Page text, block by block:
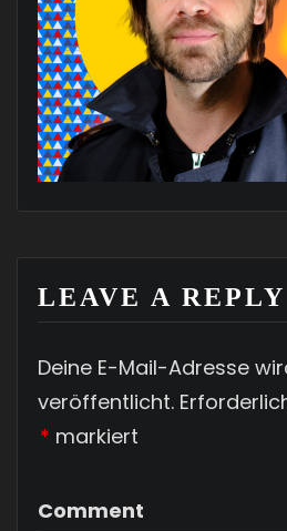
LEAVE A REPLY
Deine E-Mail-Adresse
veröffentlicht.
* markiert
Comment